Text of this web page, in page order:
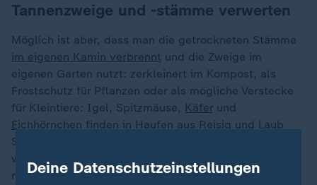
Tannenzweige und -stämme verwerten
Möglich ist aber, dass man die getrockneten Stämme
im eigenen Kamin verbrennt und die Zweige im
eigenen Garten nutzt: zerkleinert im Kompost, als
Frostschutz für Pflanzen oder als mögliche Verstecke
für Kleintiere: Igel, Spitzmäuse, Käferund
Eichhörnchen finden in Haufen aus Reisig und Laub
Schutz vor Fressfeinden und der winterlichen Kälte,
wie der Bundesverband Garten- und Landschaftsbau
mitteilt.
Deine Datenschutzeinstellungen